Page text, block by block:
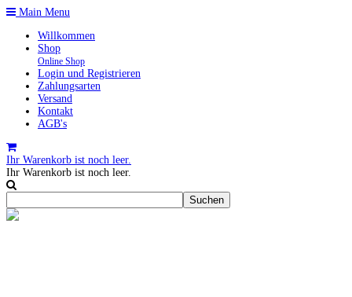
Main Menu
Willkommen
Shop
Online Shop
Login und Registrieren
Zahlungsarten
Versand
Kontakt
AGB's
Ihr Warenkorb ist noch leer.
Ihr Warenkorb ist noch leer.